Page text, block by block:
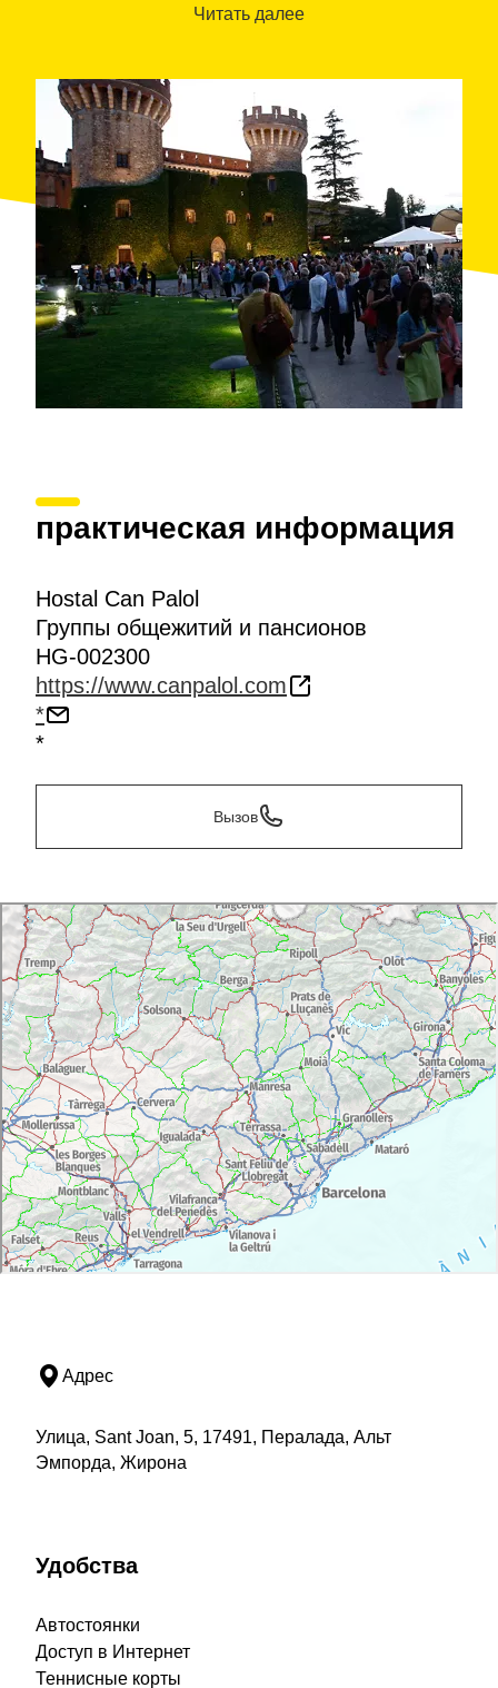
Читать далее
практическая информация
Hostal Can Palol
Группы общежитий и пансионов
HG-002300
https://www.canpalol.com
*
*
Вызов
Адрес
Улица, Sant Joan, 5, 17491, Пералада, Альт
Эмпорда, Жирона
Удобства
Автостоянки
Доступ в Интернет
Теннисные корты